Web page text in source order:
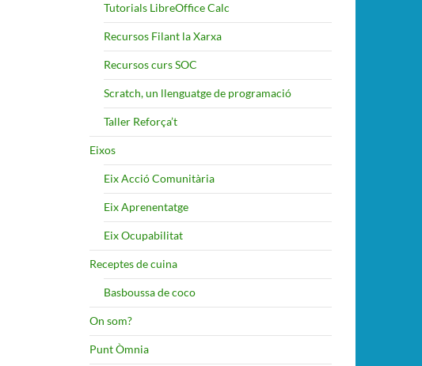
Tutorials LibreOffice Calc
Recursos Filant la Xarxa
Recursos curs SOC
Scratch, un llenguatge de programació
Taller Reforça’t
Eixos
Eix Acció Comunitària
Eix Aprenentatge
Eix Ocupabilitat
Receptes de cuina
Basboussa de coco
On som?
Punt Òmnia